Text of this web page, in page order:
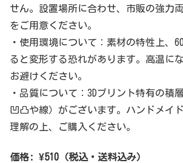
せん。設置場所に合わせ、市販の強力
をご用意ください。
・使用環境について：素材の特性上、
ると変形する恐れがあります。高温に
お避けください。
・品質について：3Dプリント特有の積
凹凸や線）がございます。ハンドメイ
理解の上、ご購入ください。
価格: ¥510（税込・送料込み）